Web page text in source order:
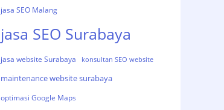
jasa SEO Malang
jasa SEO Surabaya
jasa website Surabaya konsultan SEO website
maintenance website surabaya
optimasi Google Maps